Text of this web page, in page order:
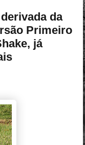
da
Primeiro
já